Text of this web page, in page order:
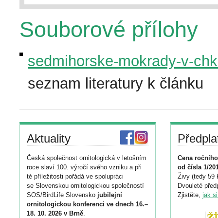
Souborové přílohy
sedmihorske-mokrady-v-
seznam literatury k článku
Aktuality
Česká společnost ornitologická v letošním
roce slaví 100. výročí svého vzniku a při
té příležitosti pořádá ve spolupráci
se Slovenskou ornitologickou společností
SOS/BirdLife Slovensko jubilejní
ornitologickou konferenci ve dnech 16.–
18. 10. 2026 v Brně.
Cena
od čísla 1/
Živy (tedy 59
Dvouleté
Zjistěte, jak